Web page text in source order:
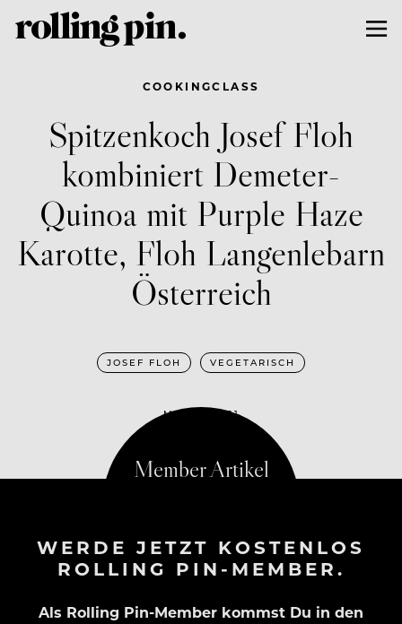
COOKINGCLASS
Spitzenkoch Josef Floh
kombiniert Demeter-
Quinoa mit Purple Haze
Karotte, Floh Langenlebarn
Österreich
JOSEF FLOH VEGETARISCH
MAI 19, 2021
WERDE JETZT KOSTENLOS
ROLLING PIN-MEMBER.
Als Rolling Pin-Member kommst Du in den